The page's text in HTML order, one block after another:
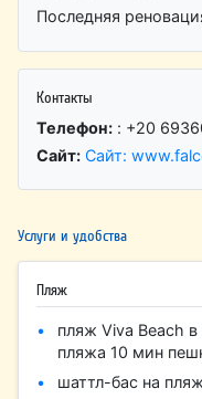
Последняя
Контакты
Телефон: : +20
Сайт: Сайт:
Услуги и удобства
Пляж
пляж Viva Beach
пляжа 10 мин
шаттл-бас на